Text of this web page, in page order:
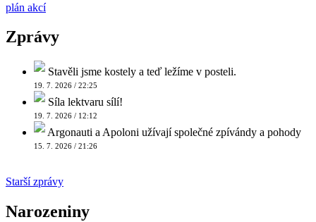
plán akcí
Zprávy
Stavěli jsme kostely a teď ležíme v posteli.
19. 7. 2026 / 22:25
Síla lektvaru sílí!
19. 7. 2026 / 12:12
Argonauti a Apoloni užívají společné zpívándy a pohody
15. 7. 2026 / 21:26
Starší zprávy
Narozeniny